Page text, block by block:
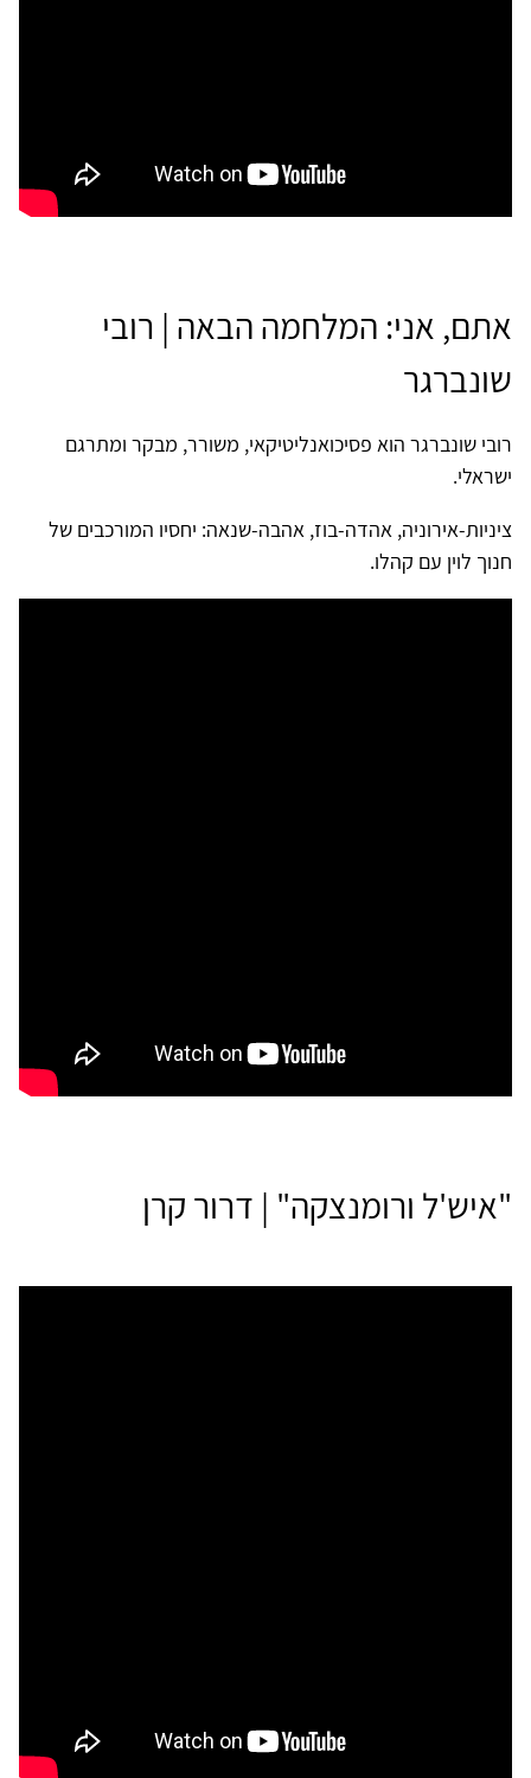
אתם, אני: המלחמה הבאה | רובי
שונברגר
רובי שונברגר הוא פסיכואנליטיקאי, משורר, מבקר ומתרגם
ישראלי.
​​​​​​​ציניות-אירוניה, אהדה-בוז, אהבה-שנאה: יחסיו המורכבים של
חנוך לוין עם קהלו.
"איש'ל ורומנצקה" | דרור קרן